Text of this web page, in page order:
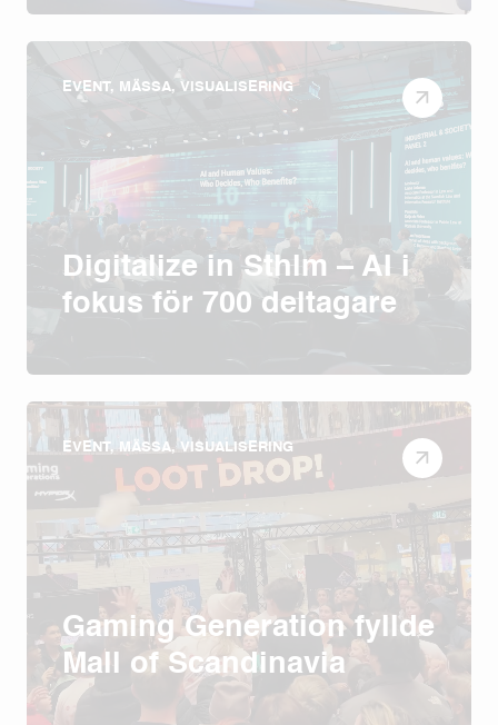
EVENT, MÄSSA, VISUALISERING
Digitalize in Sthlm – AI i
fokus för 700 deltagare
EVENT, MÄSSA, VISUALISERING
Gaming Generation fyllde
Mall of Scandinavia